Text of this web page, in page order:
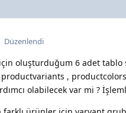
Düzenlendi
oluşturduğum 6 adet tablo
,
olabilecek var mi ?